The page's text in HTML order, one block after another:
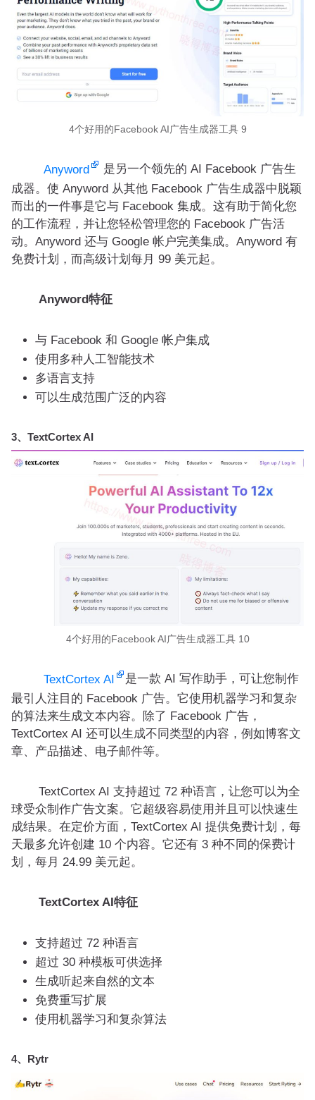
4个好用的Facebook AI广告生成器工具 9
Anyword
是另一个领先的 AI Facebook 广告生
成器。使 Anyword 从其他 Facebook 广告生成器中脱颖
而出的一件事是它与 Facebook 集成。这有助于简化您
的工作流程，并让您轻松管理您的 Facebook 广告活
动。Anyword 还与 Google 帐户完美集成。Anyword 有
免费计划，而高级计划每月 99 美元起。
Anyword特征
与 Facebook 和 Google 帐户集成
使用多种人工智能技术
多语言支持
可以生成范围广泛的内容
3、TextCortex AI
4个好用的Facebook AI广告生成器工具 10
TextCortex AI
是一款 AI 写作助手，可让您制作
最引人注目的 Facebook 广告。它使用机器学习和复杂
的算法来生成文本内容。除了 Facebook 广告，
TextCortex AI 还可以生成不同类型的内容，例如博客文
章、产品描述、电子邮件等。
TextCortex AI 支持超过 72 种语言，让您可以为全
球受众制作广告文案。它超级容易使用并且可以快速生
成结果。在定价方面，TextCortex AI 提供免费计划，每
天最多允许创建 10 个内容。它还有 3 种不同的保费计
划，每月 24.99 美元起。
TextCortex AI特征
支持超过 72 种语言
超过 30 种模板可供选择
生成听起来自然的文本
免费重写扩展
使用机器学习和复杂算法
4、Rytr